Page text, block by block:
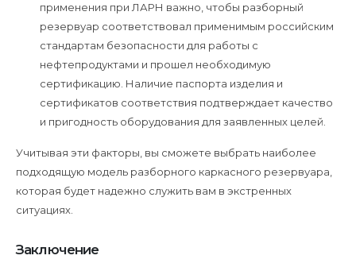
применения при ЛАРН важно, чтобы разборный
резервуар соответствовал применимым российским
стандартам безопасности для работы с
нефтепродуктами и прошел необходимую
сертификацию. Наличие паспорта изделия и
сертификатов соответствия подтверждает качество
и пригодность оборудования для заявленных целей.
Учитывая эти факторы, вы сможете выбрать наиболее
подходящую модель разборного каркасного резервуара,
которая будет надежно служить вам в экстренных
ситуациях.
Заключение